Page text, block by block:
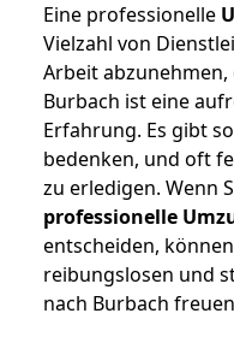
Eine professionelle
Vielzahl von
Arbeit
Burbach ist eine
Erfahrung. Es gibt
bedenken, und oft
zu erledigen. Wenn
professionelle
entscheiden,
reibungslosen und
nach Burbach